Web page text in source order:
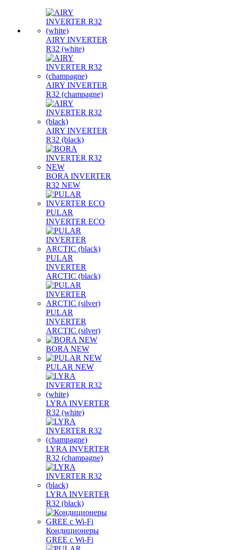
AIRY INVERTER
R32 (white)
AIRY INVERTER
R32 (champagne)
AIRY INVERTER
R32 (black)
BORA INVERTER
R32 NEW
PULAR
INVERTER ECO
PULAR
INVERTER
ARCTIC (black)
PULAR
INVERTER
ARCTIC (silver)
BORA NEW
PULAR NEW
LYRA INVERTER
R32 (white)
LYRA INVERTER
R32 (champagne)
LYRA INVERTER
R32 (black)
Кондиционеры
GREE с Wi-Fi